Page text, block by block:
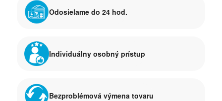
Odosielame do 24 hod.
Individuálny osobný prístup
Bezproblémová výmena tovaru